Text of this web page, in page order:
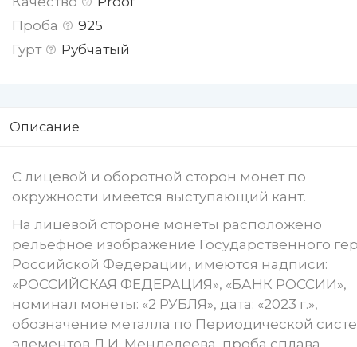
Проба
925
Гурт
Рубчатый
Описание
С лицевой и оборотной сторон монет по
окружности имеется выступающий кант.
На лицевой стороне монеты расположено
рельефное изображение Государственного
Российской Федерации, имеются надписи:
«РОССИЙСКАЯ ФЕДЕРАЦИЯ», «БАНК РОССИИ»,
номинал монеты: «2 РУБЛЯ», дата: «2023 г.»,
обозначение металла по Периодической
элементов Д.И. Менделеева, проба сплава,